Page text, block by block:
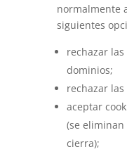
normalmente
siguientes
rechazar
dominios;
rechazar
aceptar
(se eliminan
cierra);